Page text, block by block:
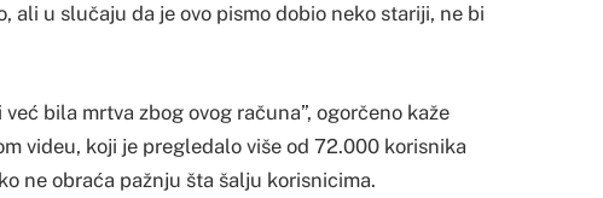
ali u slučaju da je ovo pismo dobio neko stariji, ne bi
bila mrtva zbog ovog računa”, ogorčeno kaže
videu, koji je pregledalo više od 72.000 korisnika
ne obraća pažnju šta šalju korisnicima.